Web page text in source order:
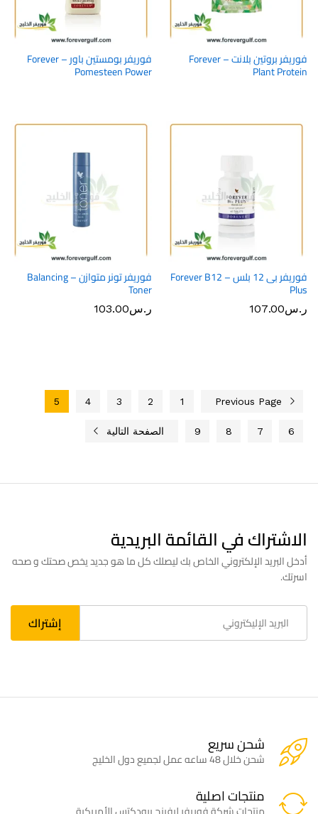
فوريفر بروتين بلانت – Forever
Plant Protein
فوريفر بومستين باور – Forever
Pomesteen Power
فوريفر بى 12 بلس – Forever B12
Plus
ر.س107.00
فوريفر تونر متوازن – Balancing
Toner
ر.س103.00
Previous Page
1
2
3
4
5
6
7
8
9 الصفحة التالية
الاشتراك في القائمة البريدية
أدخل البريد الإلكتروني الخاص بك ليصلك كل ما هو جديد يخص صحتك و صحه
اسرتك.
شحن سريع
شحن خلال 48 ساعه عمل لجميع دول الخليج
منتجات اصلية